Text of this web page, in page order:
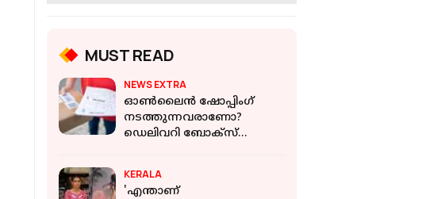
MUST READ
NEWS EXTRA
ഓണ്‍ലൈന്‍ ഷോപ്പിംഗ്
നടത്തുന്നവരാണോ?
ഡെലിവറി ബോക്‌സ്
KERALA
'എന്താണ്